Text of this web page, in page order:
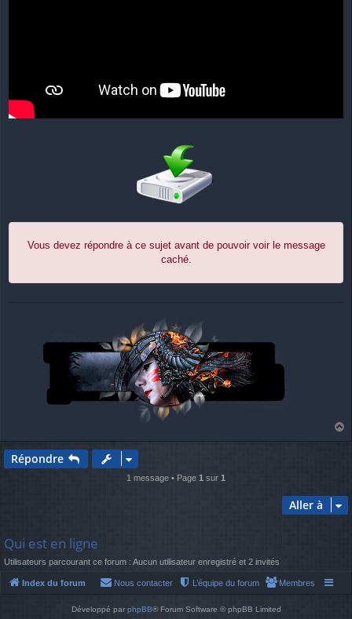
Vous devez répondre à ce sujet avant de pouvoir voir le message
caché.
a
Répondre
1 message • Page 1 sur 1
Aller à
Qui est en ligne
Utilisateurs parcourant ce forum : Aucun utilisateur enregistré et 2 invités
Index du forum Membres
L’équipe du forum
Nous contacter
Développé par phpBB® Forum Software © phpBB Limited